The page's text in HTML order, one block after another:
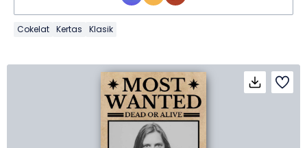
Cokelat Kertas Klasik